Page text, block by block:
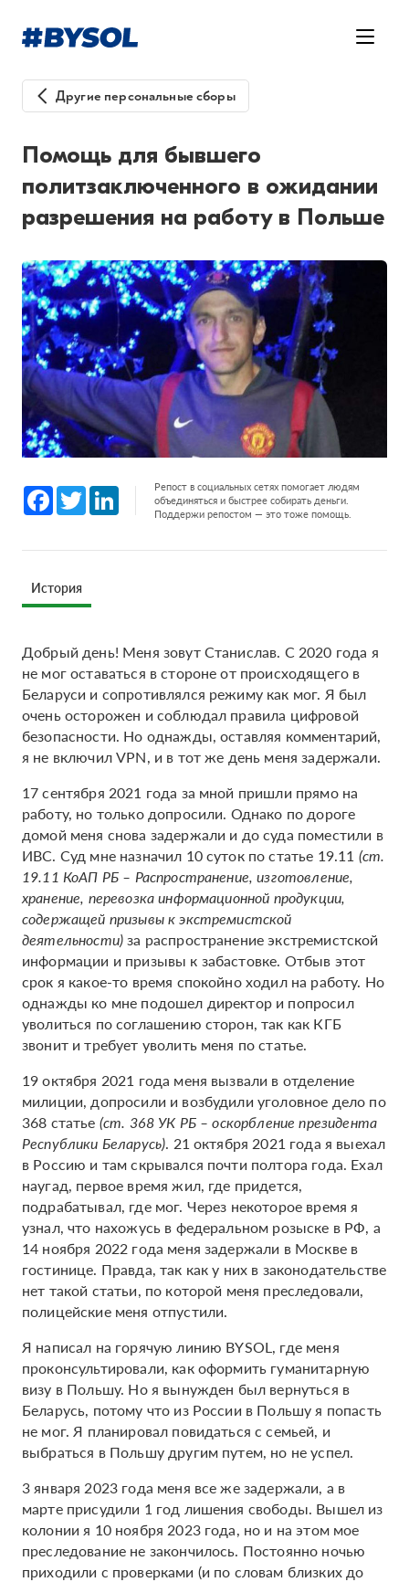
Другие персональные сборы
Помощь для бывшего
политзаключенного в ожидании
разрешения на работу в Польше
Facebook
Twitter LinkedInРепост в социальных сетях помогает людям
объединяться и быстрее собирать деньги.
Поддержи репостом — это тоже помощь.
История
Добрый день! Меня зовут Станислав. С 2020 года я
не мог оставаться в стороне от происходящего в
Беларуси и сопротивлялся режиму как мог. Я был
очень осторожен и соблюдал правила цифровой
безопасности. Но однажды, оставляя комментарий,
я не включил VPN, и в тот же день меня задержали.
17 сентября 2021 года за мной пришли прямо на
работу, но только допросили. Однако по дороге
домой меня снова задержали и до суда поместили в
ИВС. Суд мне назначил 10 суток по статье 19.11 (ст.
19.11 КоАП РБ – Распространение, изготовление,
хранение, перевозка информационной продукции,
содержащей призывы к экстремистской
деятельности)за распространение экстремистской
информации и призывы к забастовке. Отбыв этот
срок я какое-то время спокойно ходил на работу. Но
однажды ко мне подошел директор и попросил
уволиться по соглашению сторон, так как КГБ
звонит и требует уволить меня по статье.
19 октября 2021 года меня вызвали в отделение
милиции, допросили и возбудили уголовное дело по
368 статье (ст. 368 УК РБ – оскорбление президента
Республики Беларусь). 21 октября 2021 года я выехал
в Россию и там скрывался почти полтора года. Ехал
наугад, первое время жил, где придется,
подрабатывал, где мог. Через некоторое время я
узнал, что нахожусь в федеральном розыске в РФ, а
14 ноября 2022 года меня задержали в Москве в
гостинице. Правда, так как у них в законодательстве
нет такой статьи, по которой меня преследовали,
полицейские меня отпустили.
Я написал на горячую линию BYSOL, где меня
проконсультировали, как оформить гуманитарную
визу в Польшу. Но я вынужден был вернуться в
Беларусь, потому что из России в Польшу я попасть
не мог. Я планировал повидаться с семьей, и
выбраться в Польшу другим путем, но не успел.
3 января 2023 года меня все же задержали, а в
марте присудили 1 год лишения свободы. Вышел из
колонии я 10 ноября 2023 года, но и на этом мое
преследование не закончилось. Постоянно ночью
приходили с проверками (и по словам близких до